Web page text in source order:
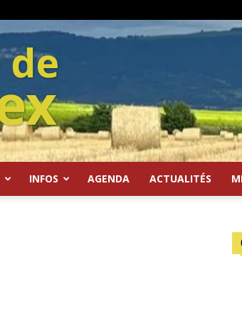
INFOS AGENDA ACTUALITÉS